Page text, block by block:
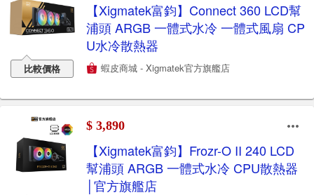
比較價格
【Xigmatek富鈞】Connect 360 LCD幫
浦頭 ARGB 一體式水冷 一體式風扇 CP
U水冷散熱器
蝦皮商城 - Xigmatek官方旗艦店
$ 3,890
【Xigmatek富鈞】Frozr-O II 240 LCD
幫浦頭 ARGB 一體式水冷 CPU散熱器
│官方旗艦店